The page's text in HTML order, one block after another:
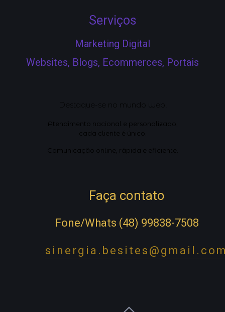
Serviços
Marketing Digital
Websites, Blogs, Ecommerces, Portais
Destaque-se no mundo web!
Atendimento nacional e personalizado,
cada cliente é único.
Comunicação online, rápida e eficiente.
Faça contato
Fone/Whats (48) 99838-7508